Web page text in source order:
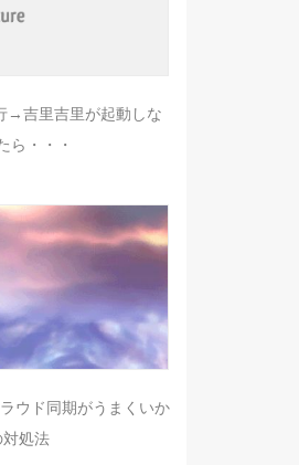
→吉里吉里が起動しな
ら・・・
ウド同期がうまくいか
対処法